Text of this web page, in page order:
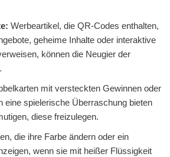
Werbeartikel, die QR-Codes enthalten,
geheime Inhalte oder interaktive
können die Neugier der
mit versteckten Gewinnen oder
eine spielerische Überraschung bieten
diese freizulegen.
die ihre Farbe ändern oder ein
wenn sie mit heißer Flüssigkeit